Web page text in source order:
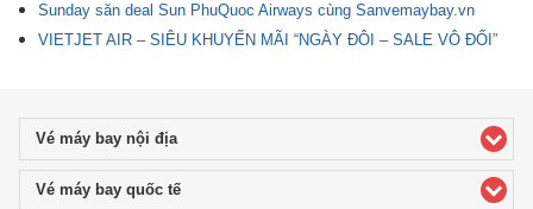
Sunday săn deal Sun PhuQuoc Airways cùng Sanvemaybay.vn
VIETJET AIR – SIÊU KHUYẾN MÃI “NGÀY ĐÔI – SALE VÔ ĐỐI”
Vé máy bay nội địaclick to expand contents
Vé máy bay quốc tếclick to expand contents